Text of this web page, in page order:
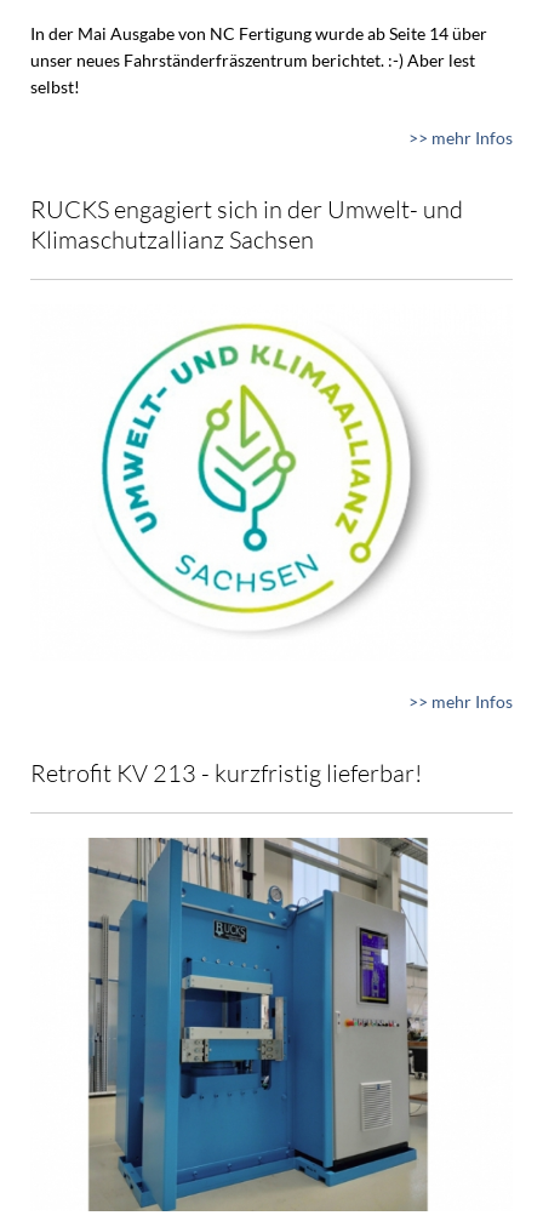
In der Mai Ausgabe von NC Fertigung wurde ab Seite 14 über
unser neues Fahrständerfräszentrum berichtet. :-) Aber lest
selbst!
>> mehr Infos
RUCKS engagiert sich in der Umwelt- und
Klimaschutzallianz Sachsen
>> mehr Infos
Retrofit KV 213 - kurzfristig lieferbar!